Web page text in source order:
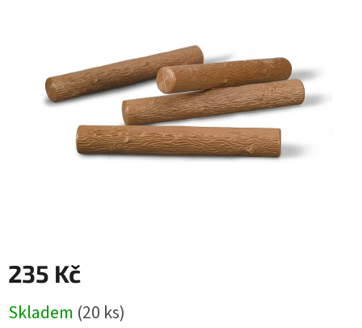
235 Kč
cena:
Skladem (20 ks)